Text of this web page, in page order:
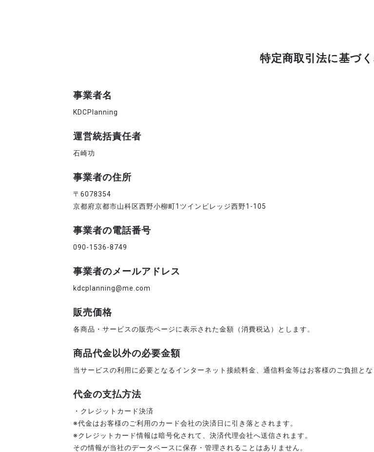
特定商取引法に基づ
事業者名
KDCPlanning
運営統括責任者
石崎功
事業者の住所
〒6078354
京都府京都市山科区西野小柳町1ツインビレッジ西野1-105
事業者の電話番号
090-1536-8749
事業者のメールアドレス
kdcplanning@me.com
販売価格
各商品・サービスの販売ページに表示された金額（消費税込）とします。
商品代金以外の必要金額
当サービスの利用に必要となるインターネット接続料金、通信料金等はお客様のご負担とな
代金の支払方法
・クレジットカード決済
※代金はお客様のご利用のカード会社の決済日に引き落とされます。
※クレジットカード情報は暗号化されて、決済代理会社へ送信されます。
その情報が当社のデータベースに保存・管理されることはありません。